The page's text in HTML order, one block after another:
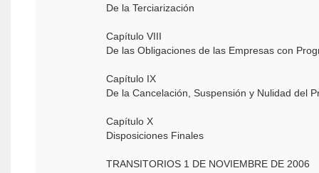
De la Terciarización
Capítulo VIII
De las Obligaciones de las Empresas con
Capítulo IX
De la Cancelación, Suspensión y Nulidad del
Capítulo X
Disposiciones Finales
TRANSITORIOS 1 DE NOVIEMBRE DE 2006